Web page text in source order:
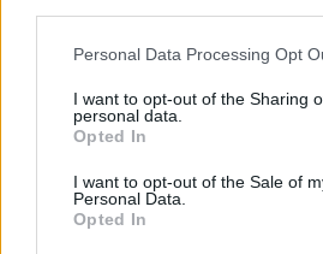
Personal Data Processing Opt
I want to opt-out of the Sharing
personal data.
Opted In
I want to opt-out of the Sale of
Personal Data.
Opted In